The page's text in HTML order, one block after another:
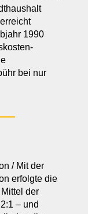
1990
bei nur
/ Mit der
erfolgte die
der
– und